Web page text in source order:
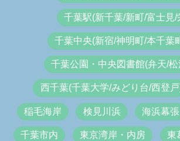
千葉駅(新千葉/新町/富士見/
千葉中央(新宿/神明町/本千葉
千葉公園・中央図書館(弁天/
西千葉(千葉大学/みどり台/西登
稲毛海岸 検見川浜 海浜幕張
千葉市内 東京湾岸・内房 東